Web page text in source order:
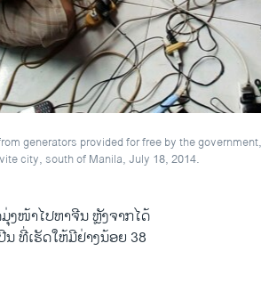
generators provided for free by the
city, south of Manila, July 18, 2014.
ງ​ໜ້າ​ໄປ​ຫາ​ຈີນ ຫຼັງຈາກໄດ້​
ທີ່​ເຮັດໃຫ້ມີຢ່າງ​ນ້ອຍ 38​